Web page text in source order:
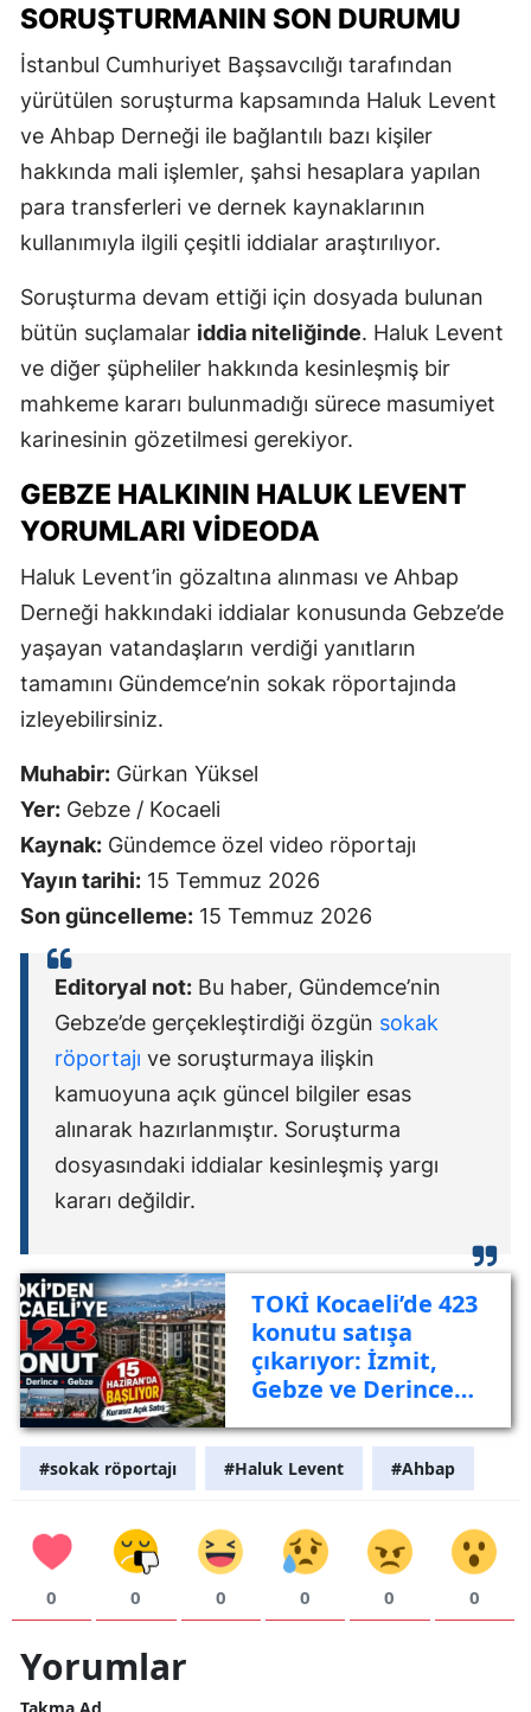
SORUŞTURMANIN SON DURUMU
İstanbul Cumhuriyet Başsavcılığı tarafından
yürütülen soruşturma kapsamında Haluk Levent
ve Ahbap Derneği ile bağlantılı bazı kişiler
hakkında mali işlemler, şahsi hesaplara yapılan
para transferleri ve dernek kaynaklarının
kullanımıyla ilgili çeşitli iddialar araştırılıyor.
Soruşturma devam ettiği için dosyada bulunan
bütün suçlamalar iddia niteliğinde. Haluk Levent
ve diğer şüpheliler hakkında kesinleşmiş bir
mahkeme kararı bulunmadığı sürece masumiyet
karinesinin gözetilmesi gerekiyor.
GEBZE HALKININ HALUK LEVENT
YORUMLARI VIDEODA
Haluk Levent’in gözaltına alınması ve Ahbap
Derneği hakkındaki iddialar konusunda Gebze’de
yaşayan vatandaşların verdiği yanıtların
tamamını Gündemce’nin sokak röportajında
izleyebilirsiniz.
Muhabir: Gürkan Yüksel
Yer: Gebze / Kocaeli
Kaynak: Gündemce özel video röportajı
Yayın tarihi: 15 Temmuz 2026
Son güncelleme: 15 Temmuz 2026
Editoryal not: Bu haber, Gündemce’nin
Gebze’de gerçekleştirdiği özgün sokak
röportajı ve soruşturmaya ilişkin
kamuoyuna açık güncel bilgiler esas
alınarak hazırlanmıştır. Soruşturma
dosyasındaki iddialar kesinleşmiş yargı
kararı değildir.
TOKİ Kocaeli’de 423
konutu satışa
çıkarıyor: İzmit,
Gebze ve Derince
#sokak röportajı #Haluk Levent #Ahbap
0 0 0 0 0 0
Yorumlar